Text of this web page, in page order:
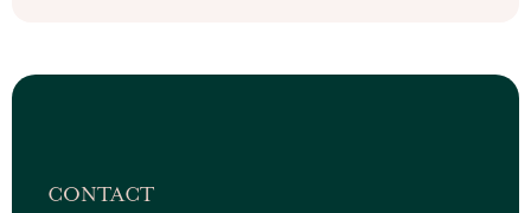
CONTACT